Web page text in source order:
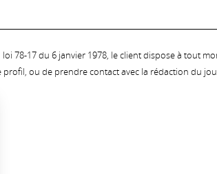
78-17 du 6 janvier 1978, le client dispose à tout
ou de prendre contact avec la rédaction du